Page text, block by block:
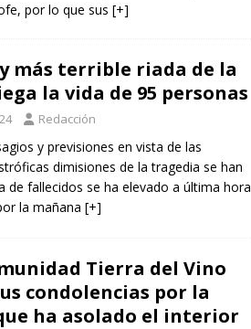
por lo que sus [+]
más terrible riada de la
la vida de 95 personas
Redacción
y previsiones en vista de las
dimisiones de la tragedia se han
de fallecidos se ha elevado a última hora
la mañana [+]
Tierra del Vino
condolencias por la
ha asolado el interior